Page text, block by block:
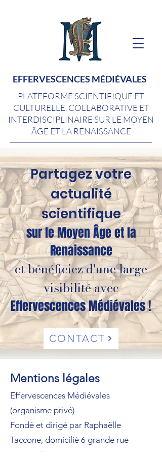
EFFERVESCENCES MÉDIÉVALES
PLATEFORME SCIENTIFIQUE ET
CULTURELLE, COLLABORATIVE ET
INTERDISCIPLINAIRE SUR LE MOYEN
ÂGE ET LA RENAISSANCE
Partagez votre
actualité
scientifique
sur le Moyen Âge et la
Renaissance
et bénéficiez d'une large
visibilité avec
Effervescences Médiévales !
CONTACT
Mentions légales
Effervescences Médiévales
(organisme privé)
Fondé et dirigé par Raphaëlle
Taccone, domicilié 6 grande rue -